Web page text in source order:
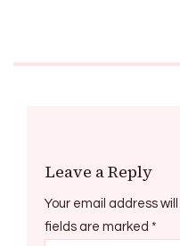
Leave a Reply
Your email address
fields are marked *